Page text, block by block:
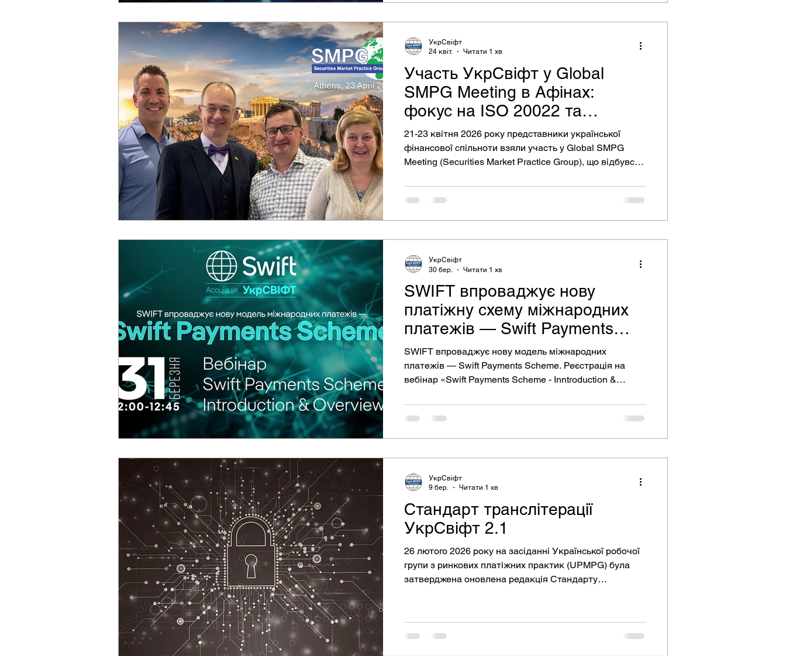
Участь УкрСвіфт у Global
SMPG Meeting в Афінах:
фокус на ISO 20022 та
майбутнє ринку цінних паперів
21-23 квітня 2026 року представники української
фінансової спільноти взяли участь у Global SMPG
Meeting (Securities Market Practice Group), що відбувся
УкрСвіфт
24 квіт.
Читати 1 хв
SWIFT впроваджує нову
платіжну схему міжнародних
платежів — Swift Payments
Scheme
SWIFT впроваджує нову модель міжнародних
платежів — Swift Payments Scheme. Реєстрація на
вебінар «Swift Payments Scheme - Inntroduction &
УкрСвіфт
30 бер.
Читати 1 хв
Стандарт транслітерації
УкрСвіфт 2.1
26 лютого 2026 року на засіданні Української робочої
групи з ринкових платіжних практик (UPMPG) була
затверджена оновлена редакція Стандарту
УкрСвіфт
9 бер.
Читати 1 хв